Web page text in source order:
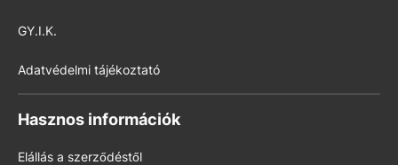
GY.I.K.
Adatvédelmi tájékoztató
Hasznos információk
Elállás a szerződéstől